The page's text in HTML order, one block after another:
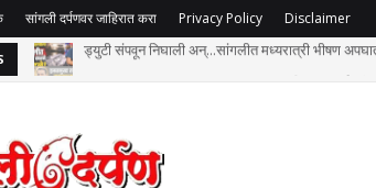
सांगली दर्पणवर जाहिरात करा Privacy Policy Disclaimer
हसतमुख तरुण काळाच्या पडद्याआड: अक्षय विष्णुपंत सूर्यवंशी